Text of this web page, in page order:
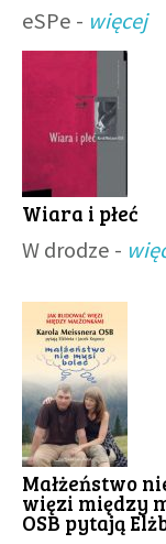
eSPe - więcej
Wiara i płeć
W drodze -
Małżeństwo
więzi między
OSB pytają